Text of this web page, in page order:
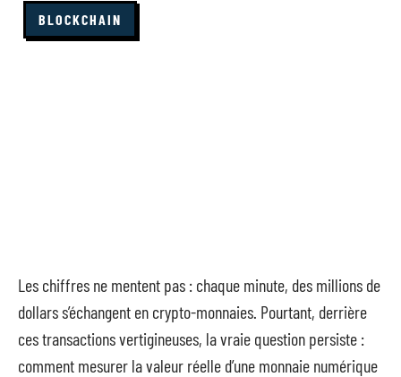
BLOCKCHAIN
Les chiffres ne mentent pas : chaque minute, des millions de
dollars s’échangent en crypto-monnaies. Pourtant, derrière
ces transactions vertigineuses, la vraie question persiste :
comment mesurer la valeur réelle d’une monnaie numérique